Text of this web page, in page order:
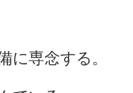
に専念する。